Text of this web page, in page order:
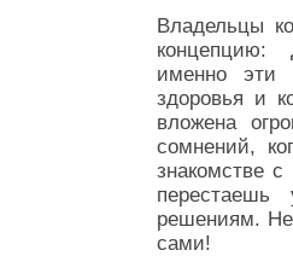
Владельцы
именно эти
здоровья и
вложена
сомнений,
знаком­стве
перестаешь
решениям.
сами!